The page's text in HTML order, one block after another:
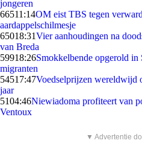
jongeren
66511:14OM eist TBS tegen
aardappelschilmesje
65018:31Vier aanhoudingen na
van Breda
59918:26Smokkelbende opgerold in
migranten
54517:47Voedselprijzen wereldwijd
jaar
5104:46Niewiadoma profiteert van
Ventoux
▼ Advertentie